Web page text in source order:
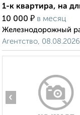
1-к квартира, на
10 000 ₽ в месяц
Железнодорожный
Агентство, 08.08.2026
‹